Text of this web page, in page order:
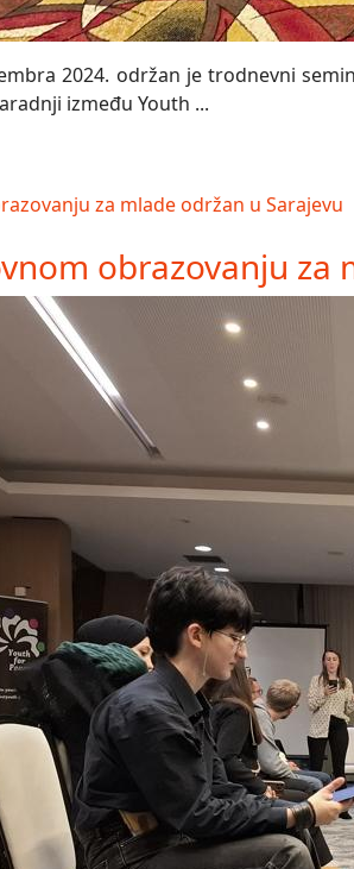
2024. održan je trodnevni
između Youth ...
obrazovanju za